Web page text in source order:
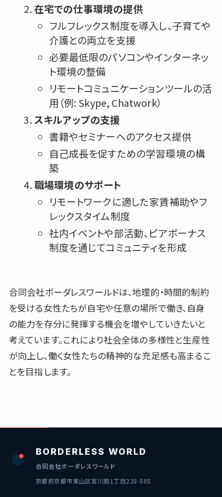
在宅での仕事環境の提供
フルフレックス制度を導入し、子育てや
介護との両立を支援
必要最低限のパソコンやインターネッ
ト環境の整備
リモートコミュニケーションツールの活
用（例: Skype, Chatwork）
スキルアップの支援
書籍やセミナーへのアクセス提供
自己成長を促すための学習環境の構
築
職場環境のサポート
リモートワークに適した家賃補助やフ
レックスタイム制度
社内イベントや部活動、ピアボーナス
制度を通じてコミュニティを形成
合同会社ボーダレスワールドは、地理的・時間的制約
を受ける女性たちが自宅や任意の場所で働き、自身
の能力を存分に発揮する機会を増やしていきたいと
考えています。これにより社会全体の多様性と生産性
が向上し、働く女性たちの精神的な充足感も高まるこ
とを目指します。
BORDERLESS WORLD
合同会社ボーダレスワールド
京都府京都市東山区宮川筋1丁目220-505